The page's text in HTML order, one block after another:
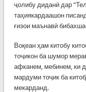
ҷолибу диданӣ дар
таҳиякардаашон
ғизои маънавӣ
Воқеан ҳам китобу
тоҷикон ба шумор
афканем, мебинем, ки
мардуми тоҷик ба
мекарданд.